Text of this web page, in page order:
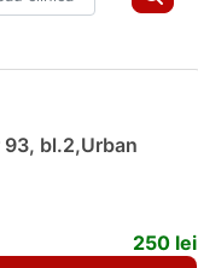
bl.2,Urban
250 lei